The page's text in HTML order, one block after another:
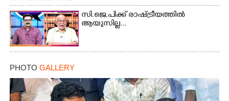
സി.ജെ.പിക്ക് രാഷ്ട്രീയത്തിൽ
ആയുസില്ല...
PHOTO GALLERY